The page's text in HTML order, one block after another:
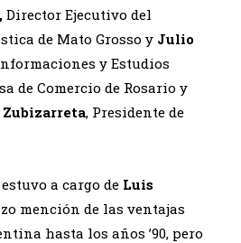
Director Ejecutivo del
de Mato Grosso y Julio
y Estudios
de Comercio de Rosario y
Zubizarreta, Presidente de
a cargo de Luis
mención de las ventajas
hasta los años ’90, pero